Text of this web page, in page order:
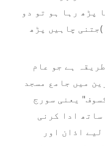
پڑھ رہا ہو تو دو
چاہیں پڑھ
ہے جو عام
میں جامع مسجد
یعنی سورج
ادا کرنی
اذان اور